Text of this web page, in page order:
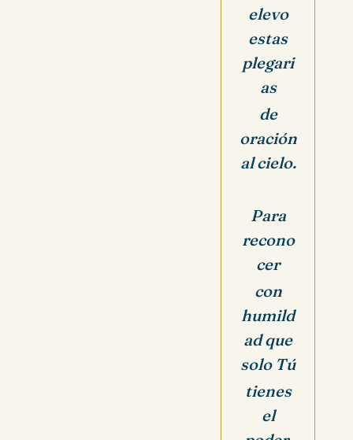
elevo
estas
plegari
as
de
oración
al cielo.
Para
recono
cer
con
humild
ad que
solo Tú
tienes
el